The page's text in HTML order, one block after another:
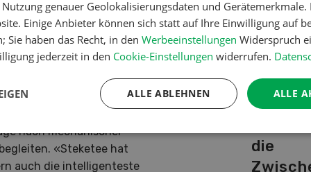
Lösungen im
spart der Landwirt mit
nach mechanischer
«Steketee hat
auch die intelligenteste
von A-
Pflanzenbau
die
genauer Geolokalisierungsdaten und
Einige Anbieter können sich statt auf Ihre Einwilligung auf
Sie haben das Recht, in den Werbeeinstellungen Widerspruch
jederzeit in den Cookie-Einstellungen widerrufen.
ALLE
ALLE ABLEHNEN